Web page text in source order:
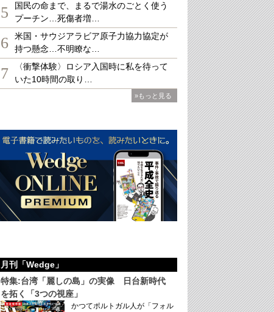
5
国民の命まで、まるで湯水のごとく使う
プーチン…死傷者増…
6
米国・サウジアラビア原子力協力協定が
持つ懸念…不明瞭な…
7
〈衝撃体験〉ロシア入国時に私を待って
いた10時間の取り…
»もっと見る
月刊「Wedge」
特集:台湾「麗しの島」の実像 日台新時代
を拓く「3つの視座」
かつてポルトガル人が「フォル